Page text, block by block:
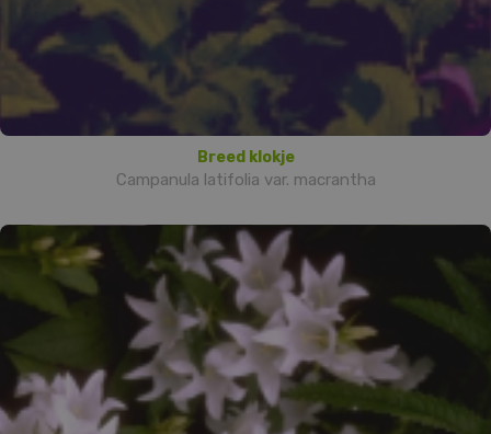
Breed klokje
Campanula latifolia var. macrantha